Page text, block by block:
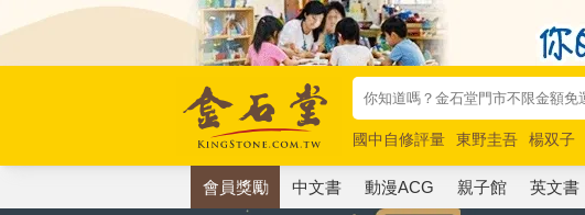
國中自修評量 東野圭吾 楊双子
唯紅花綻放
奧德賽 路邊攤新作
會員獎勵 中文書 動漫ACG 親子館 英文書